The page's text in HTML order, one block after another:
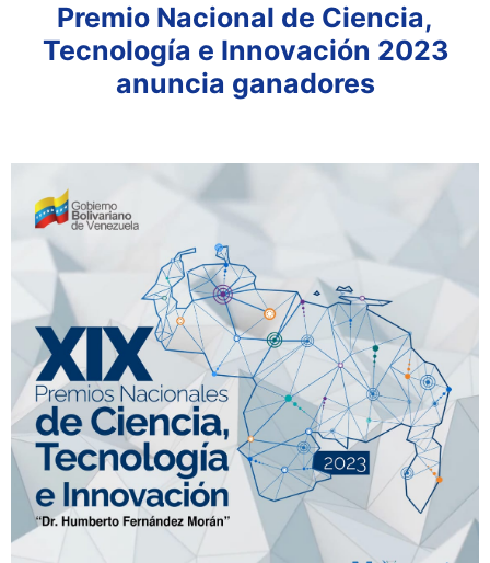
Premio Nacional de Ciencia,
Tecnología e Innovación 2023
anuncia ganadores